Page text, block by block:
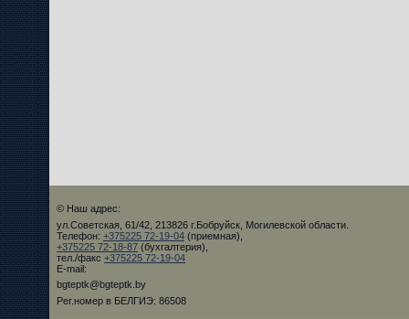
© Наш адрес:
ул.Советская, 61/42, 213826 г.Бобруйск, Могилевской области.
Телефон: +375225 72-19-04 (приемная),
+375225 72-18-87 (бухгалтерия),
тел./факс +375225 72-19-04
E-mail:
bgteptk@bgteptk.by
Рег.номер в БЕЛГИЭ: 86508